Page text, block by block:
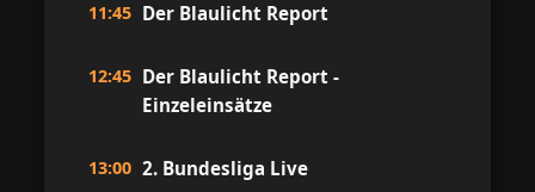
11:45 Der Blaulicht Report
12:45 Der Blaulicht Report -
Einzeleinsätze
13:00 2. Bundesliga Live